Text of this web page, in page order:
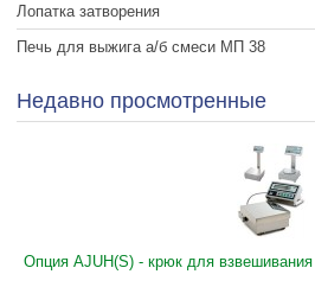
Лопатка затворения
Печь для выжига а/б смеси МП 38
Недавно просмотренные
Опция AJUH(S) - крюк для